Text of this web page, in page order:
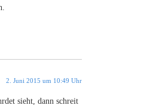
2. Juni 2015 um 10:49 Uhr
sieht, dann schreit